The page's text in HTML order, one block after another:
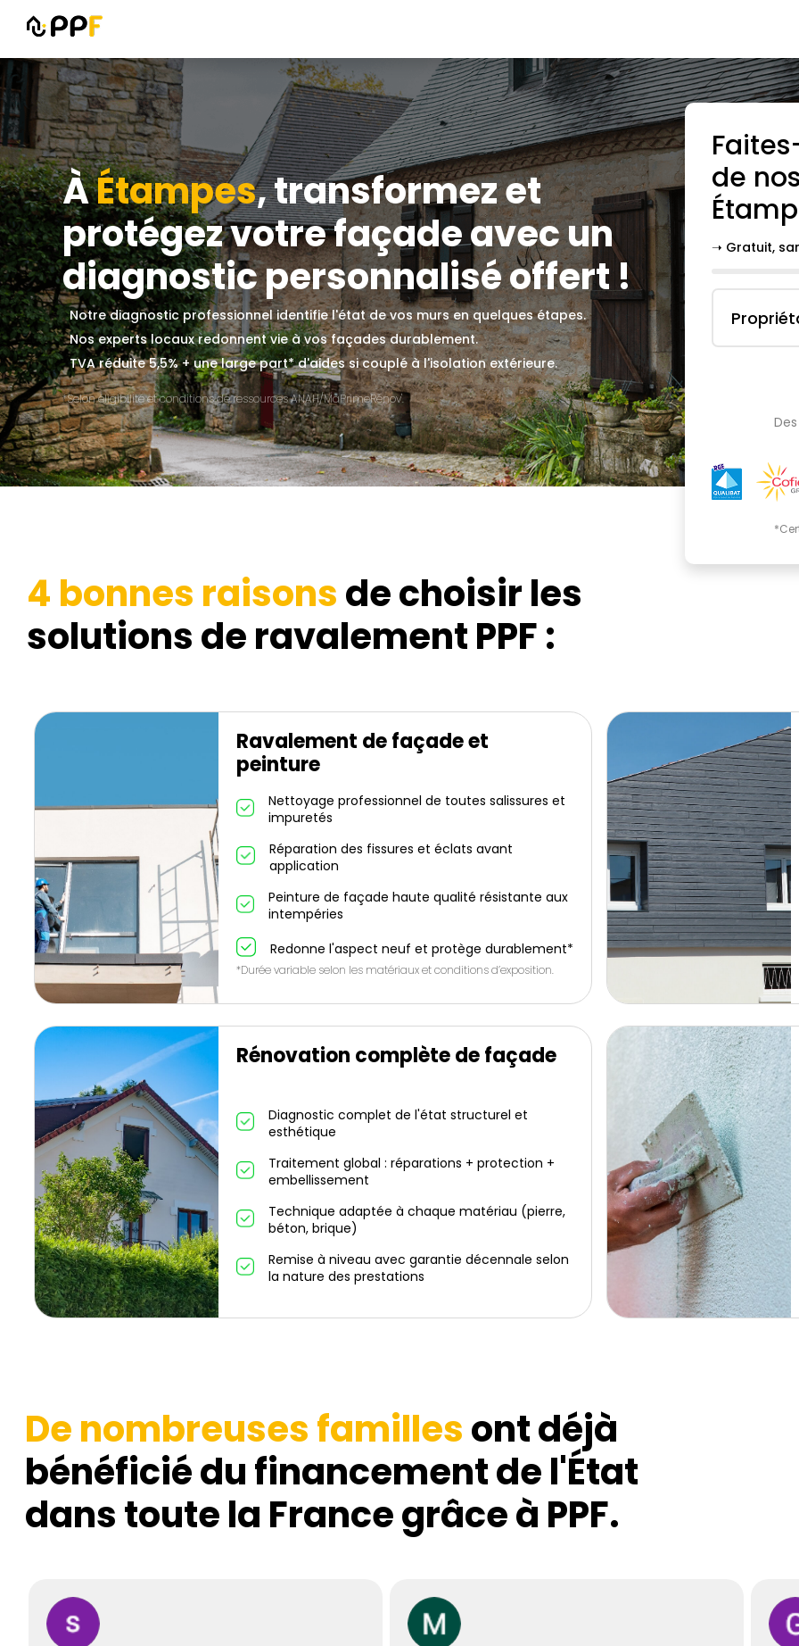
ÀÉtampes, transformez et
protégez votre façade avec un
diagnostic personnalisé offert !
Notre diagnostic professionnel identifie l'état de vos murs en quelques étapes.
Nos experts locaux redonnent vie à vos façades durablement.
TVA réduite 5,5% + une large part* d'aides si couplé à l'isolation extérieure.
*Selon éligibilité et conditions de ressources ANAH/MaPrimeRénov'.
de
➝ Gratuit,
4 bonnes raisonsde choisir les
solutions de ravalement PPF :
Ravalement de façade et
peinture
Nettoyage professionnel de toutes salissures et
impuretés
Réparation des fissures et éclats avant
application
Peinture de façade haute qualité résistante aux
intempéries
Redonne l'aspect neuf et protège durablement*
*Durée variable selon les matériaux et conditions d’exposition.
Rénovation complète de façade
Diagnostic complet de l'état structurel et
esthétique
Traitement global : réparations + protection +
embellissement
Technique adaptée à chaque matériau (pierre,
béton, brique)
Remise à niveau avec garantie décennale selon
la nature des prestations
De nombreuses famillesont déjà
bénéficié du financement de l'État
dans toute la France grâce à PPF.